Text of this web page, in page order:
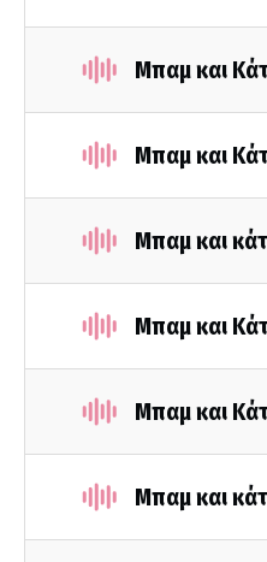
Μπαμ και
Μπαμ και
Μπαμ και
Μπαμ και
Μπαμ και
Μπαμ και